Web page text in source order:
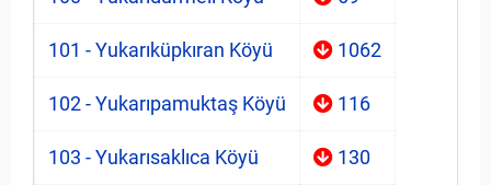
101 - Yukarıküpkıran Köyü 1062
102 - Yukarıpamuktaş Köyü 116
103 - Yukarısaklıca Köyü 130